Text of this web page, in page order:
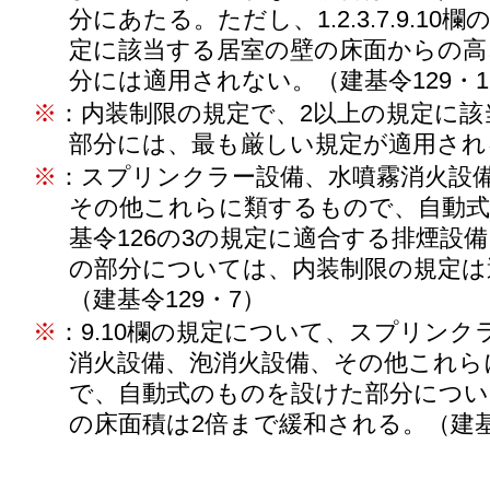
分にあたる。ただし、1.2.3.7.9.10欄
定に該当する居室の壁の床面からの
分には適用されない。（建基令129・
※ ：内装制限の規定で、2以上の規定に
部分には、最も厳しい規定が適用さ
※ ：スプリンクラー設備、水噴霧消火設
その他これらに類するもので、自動
基令126の3の規定に適合する排煙設
の部分については、内装制限の規定
（建基令129・7）
※ ：9.10欄の規定について、スプリンク
消火設備、泡消火設備、その他これ
で、自動式のものを設けた部分につ
の床面積は2倍まで緩和される。（建